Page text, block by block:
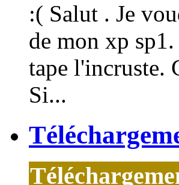
:( Salut . Je
de mon xp
tape l'incruste.
Si...